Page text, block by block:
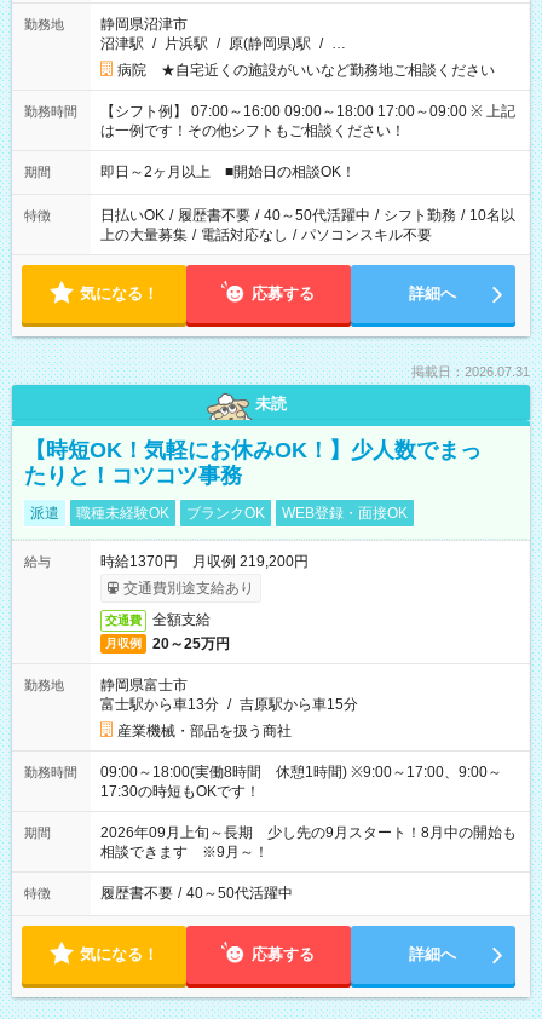
勤務地
静岡県沼津市
沼津駅 / 片浜駅 / 原(静岡県)駅 / …
病院 ★自宅近くの施設がいいなど勤務地ご相談ください
勤務時間
【シフト例】 07:00～16:00 09:00～18:00 17:00～09:00 ※ 上記
は一例です！その他シフトもご相談ください！
期間 即日～2ヶ月以上 ■開始日の相談OK！
特徴 日払いOK / 履歴書不要 / 40～50代活躍中 / シフト勤務 / 10名以
上の大量募集 / 電話対応なし / パソコンスキル不要
気になる！ 応募する 詳細へ
掲載日：2026.07.31
未読
【時短OK！気軽にお休みOK！】少人数でまっ
たりと！コツコツ事務
派遣 職種未経験OK ブランクOK WEB登録・面接OK
給与
時給1370円 月収例 219,200円
交通費別途支給あり
交通費 全額支給
月収例 20～25万円
勤務地
静岡県富士市
富士駅から車13分 / 吉原駅から車15分
産業機械・部品を扱う商社
勤務時間
09:00～18:00(実働8時間 休憩1時間) ※9:00～17:00、9:00～
17:30の時短もOKです！
期間
2026年09月上旬～長期 少し先の9月スタート！8月中の開始も
相談できます ※9月～！
特徴 履歴書不要 / 40～50代活躍中
気になる！ 応募する 詳細へ